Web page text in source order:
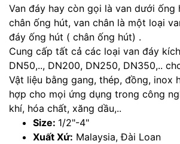
Van đáy hay còn gọi là van dưới ống
chân ống hút, van chân là một loại
đáy ống hút ( chân ống hút) .
Cung cấp tất cả các loại van đáy
DN50,.., DN200, DN250, DN350,..
Vật liệu bằng gang, thép, đồng, inox
hợp cho mọi ứng dụng trong công
khí, hóa chất, xăng dầu,..
Size: 1/2"-4"
Xuất Xứ: Malaysia, Đài Loan